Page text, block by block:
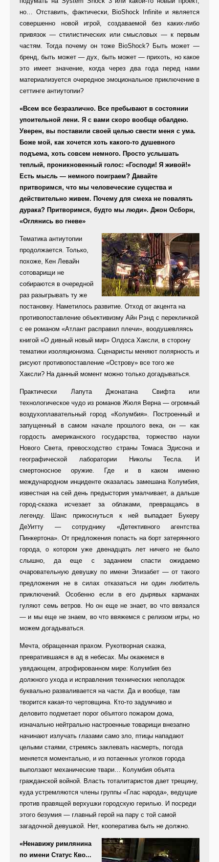
но… Отставить, фактически, BioShock Infinite и является
совершенно новой игрой, создаваемой без каких-либо
привязок — стилистических или смысловых — к первым
частям. Тогда почему он тоже BioShock? Быть может —
бренд, быть может — дух, быть может — прихоть, но какое
это имеет значение, когда через два года перед нами
материализуется очередное эмоциональное приключение в
сеттинге антиутопии?
«Всем все безразлично. Все пребывают в состоянии
упоительной лени. Я с вами скоро вообще обалдею.
Уверен, вы поставили своей целью свести меня с ума.
Боже мой, как хочется хоть какого-то душевного
подъема, хоть совсем немного. Просто услышать
теплый, проникновенный голос: «Господи! Я живой!»
Есть мысль — немного поиграем? Давайте
притворимся, что мы человеческие существа и
действительно живем. Почему для смеха не повалять
дурака? Притворимся, будто мы люди». Джон Осборн,
«Оглянись во гневе»
Тематика антиутопии
продолжается. Только,
похоже, Кен Левайн
сотоварищи не
собираются в очередной
раз разыгрывать ту же
постановку. Наметилось развитие. Отход от акцента на
противопоставление объективизму Айн Рэнд с перекличкой
с ее романом «Атлант расправил плечи», воодушевляясь
книгой «О дивный новый мир» Олдоса Хаксли, в сторону
тематики изоляционизма. Сценаристы меняют полярность и
рисуют противопоставление «Острову» все того же
Хаксли? На данный момент можно только догадываться.
Практически Лапута Джонатана Свифта или
технологическое чудо из романов Жюля Верна — огромный
воздухоплавательный город «Колумбия». Построенный и
запущенный в самом начале прошлого века, он — как
гордость американского государства, торжество науки
Нового Света, превосходство страны Томаса Эдисона и
географической лаборатории Николы Тесла. И
смертоносное оружие. Где и в каком именно
международном инциденте оказалась замешана Колумбия,
известная на сей день предыстория умалчивает, а дальше
город-сказка исчезает за облаками, превращаясь в
легенду. Шанс прикоснуться к ней выпадает Букеру
ДеУитту — сотруднику «Детективного агентства
Пинкертона». От предложения попасть на борт затерянного
города, о котором уже двенадцать лет ничего не было
слышно, да еще с заданием спасти ожидаемо
очаровательную девушку по имени Элизабет — от такого
предложения не в силах отказаться ни один любитель
приключений. Особенно если в его дырявых карманах
гуляют семь ветров. Но он еще не знает, во что ввязался
— и мы еще не знаем, во что ввяжемся с релизом игры, но
можем догадываться.
Мечта, обращенная прахом. Рукотворная сказка,
превратившаяся в ад в небесах. Мы окажемся в
увядающем, атрофированном мире: Колумбия без
должного ухода и исправления технических неполадок
буквально разваливается на части. Да и вообще, там
творится какая-то чертовщина. Кто-то задумчиво и
деловито подметает порог объятого пожаром дома,
изначально нейтрально настроенные товарищи внезапно
начинают излучать глазами само зло, птицы нападают
целыми стаями, стремясь заклевать насмерть, погода
меняется моментально, и из потаенных уголков города
выползают механические твари… Колумбия объята
гражданской войной. Власть тоталитаристов дает трещину,
куда устремляются члены группы «Глас народа», ведущие
против правящей верхушки городскую герилью. И посреди
этого безумия — главный герой на пару с той самой
загадочной девушкой. Нет, кооператива быть не должно.
«Ненавижу римлянина
по имени Статус Кво...